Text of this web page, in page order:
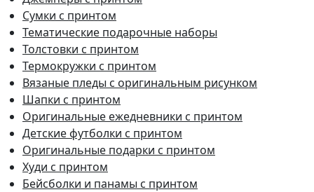
Сумки с принтом
Тематические подарочные наборы
Толстовки с принтом
Термокружки с принтом
Вязаные пледы с оригинальным рисунком
Шапки с принтом
Оригинальные ежедневники с принтом
Детские футболки с принтом
Оригинальные подарки с принтом
Худи с принтом
Бейсболки и панамы с принтом